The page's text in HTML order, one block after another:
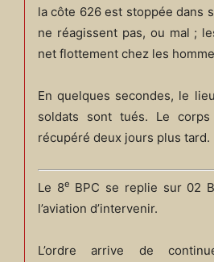
la côte 626 est stoppée dans
ne réagissent pas, ou mal ;
net flottement chez les
En quelques secondes, le
soldats sont tués. Le
récupéré deux jours plus tard.
Le 8e BPC se replie sur 02
l’aviation d’intervenir.
L’ordre arrive de